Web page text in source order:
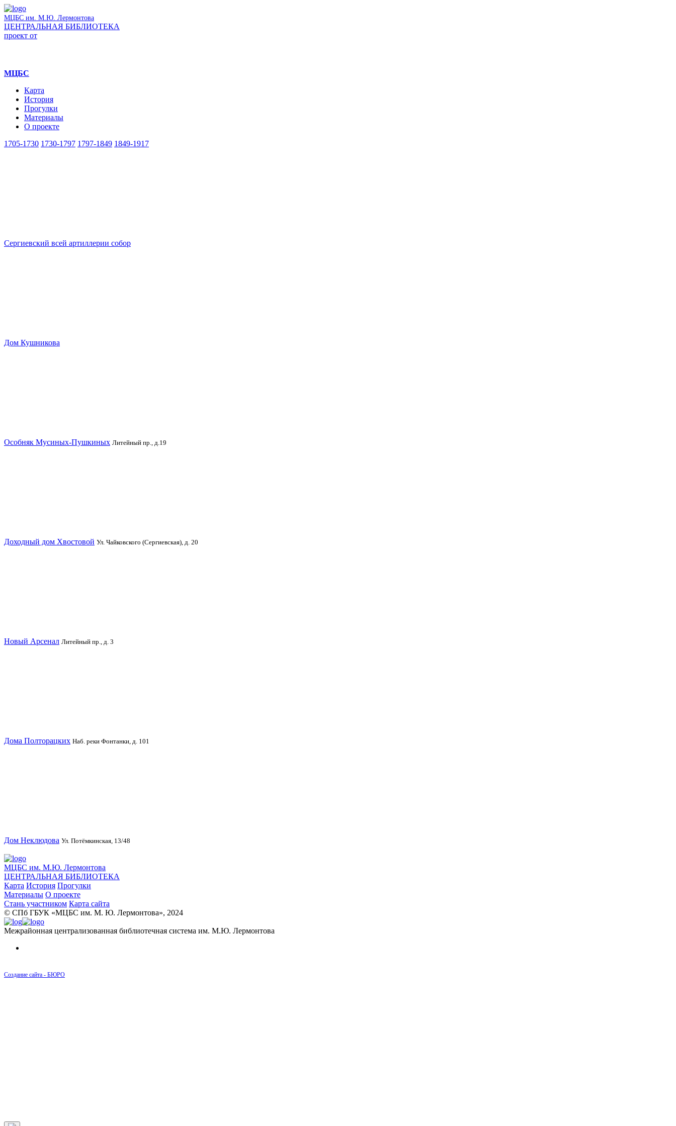
МЦБС им. М.Ю. Лермонтова
ЦЕНТРАЛЬНАЯ БИБЛИОТЕКА
проект от
МЦБС
Карта
История
Прогулки
Материалы
О проекте
1705-1730 1730-1797 1797-1849 1849-1917
Сергиевский всей артиллерии собор
Дом Кушникова
Особняк Мусиных-Пушкиных Литейный пр., д.19
Доходный дом Хвостовой Ул. Чайковского (Сергиевская), д. 20
Новый Арсенал Литейный пр., д. 3
Дома Полторацких Наб. реки Фонтанки, д. 101
Дом Неклюдова Ул. Потёмкинская, 13/48
МЦБС им. М.Ю. Лермонтова
ЦЕНТРАЛЬНАЯ БИБЛИОТЕКА
Карта История Прогулки
Материалы О проекте
Стань участником Карта сайта
© CПб ГБУК «МЦБС им. М. Ю. Лермонтова», 2024
Межрайонная централизованная библиотечная система им. М.Ю. Лермонтова
Создание сайта - БЮРО